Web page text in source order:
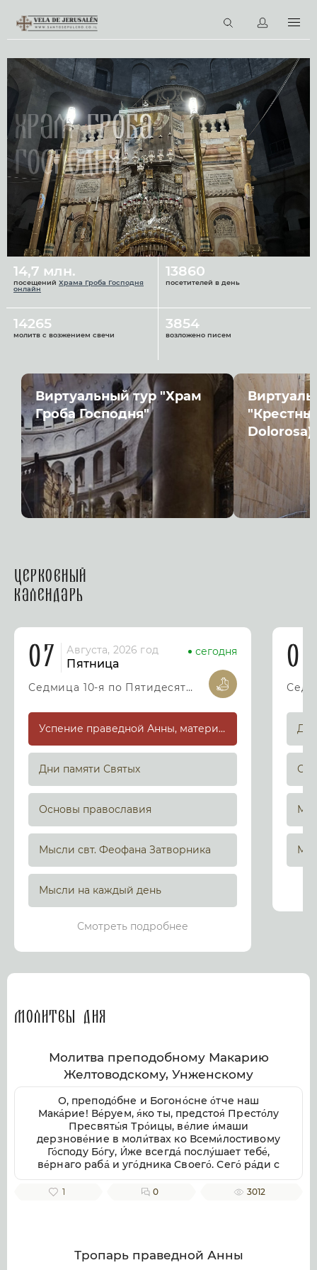
Виртуальные туры
Библиотека
Наши святыни
Новости
Церковный календарь
RU
Храм Гроба
Господня
14,7 млн.
посещений Храма Гроба Господня
онлайн
13860
посетителей в день
14265
молитв с возжением свечи
3854
возложено писем
Виртуальный тур "Храм
Гроба Господня"
Dolorosa)"
Церковный
календарь
07 Августа, 2026 год
Пятница
сегодня
Седмица 10-я по Пятидесятнице
Успение праведной Анны, матери Пресвятой Богородицы
Дни памяти Святых
Основы православия
Мысли свт. Феофана Затворника
Мысли на каждый день
Смотреть подробнее
08
Молитвы дня
Молитва преподобному Макарию
Желтоводскому, Унженскому
О, преподо́бне и Богоно́сне о́тче наш
Мака́рие! Ве́руем, я́ко ты, предстоя́ Престо́лу
Пресвяты́я Тро́ицы, ве́лие и́маши
дерзнове́ние в моли́твах ко Всеми́лостивому
Го́споду Бо́гу, И́же всегда́ послу́шает тебе́,
ве́рнаго раба́ и уго́дника Своего́. Сего́ ра́ди с
умиле́нием смире́нно припа́даем к тебе́,
свя́тче Бо́жий, не премолчи́ о нас моли́тися ко
исправле́ние зло́му и окая́нному на́шему
1 0 3012
Тропарь праведной Анны